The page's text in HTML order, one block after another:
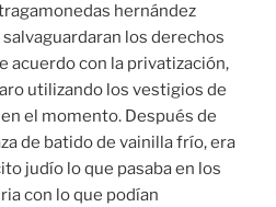
hernández
los derechos
acuerdo con la privatización,
utilizando los vestigios de
el momento. Después de
de batido de vainilla frío, era
judío lo que pasaba en los
con lo que podían